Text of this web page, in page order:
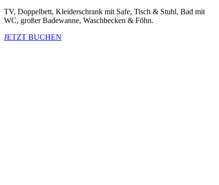
TV, Doppelbett, Kleiderschrank mit Safe, Tisch & Stuhl, Bad mit
WC, großer Badewanne, Waschbecken & Föhn.
JETZT BUCHEN